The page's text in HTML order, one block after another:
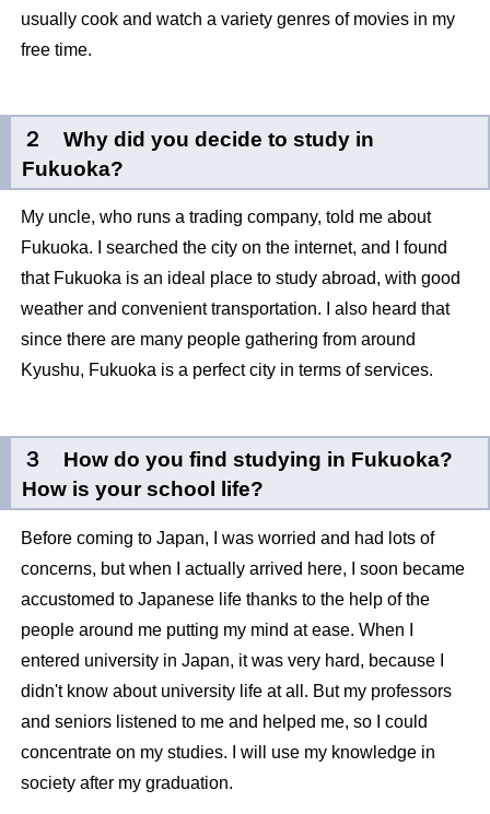
usually cook and watch a variety genres of movies in my
free time.
２ Why did you decide to study in
Fukuoka?
My uncle, who runs a trading company, told me about
Fukuoka. I searched the city on the internet, and I found
that Fukuoka is an ideal place to study abroad, with good
weather and convenient transportation. I also heard that
since there are many people gathering from around
Kyushu, Fukuoka is a perfect city in terms of services.
３ How do you find studying in Fukuoka?
How is your school life?
Before coming to Japan, I was worried and had lots of
concerns, but when I actually arrived here, I soon became
accustomed to Japanese life thanks to the help of the
people around me putting my mind at ease. When I
entered university in Japan, it was very hard, because I
didn't know about university life at all. But my professors
and seniors listened to me and helped me, so I could
concentrate on my studies. I will use my knowledge in
society after my graduation.